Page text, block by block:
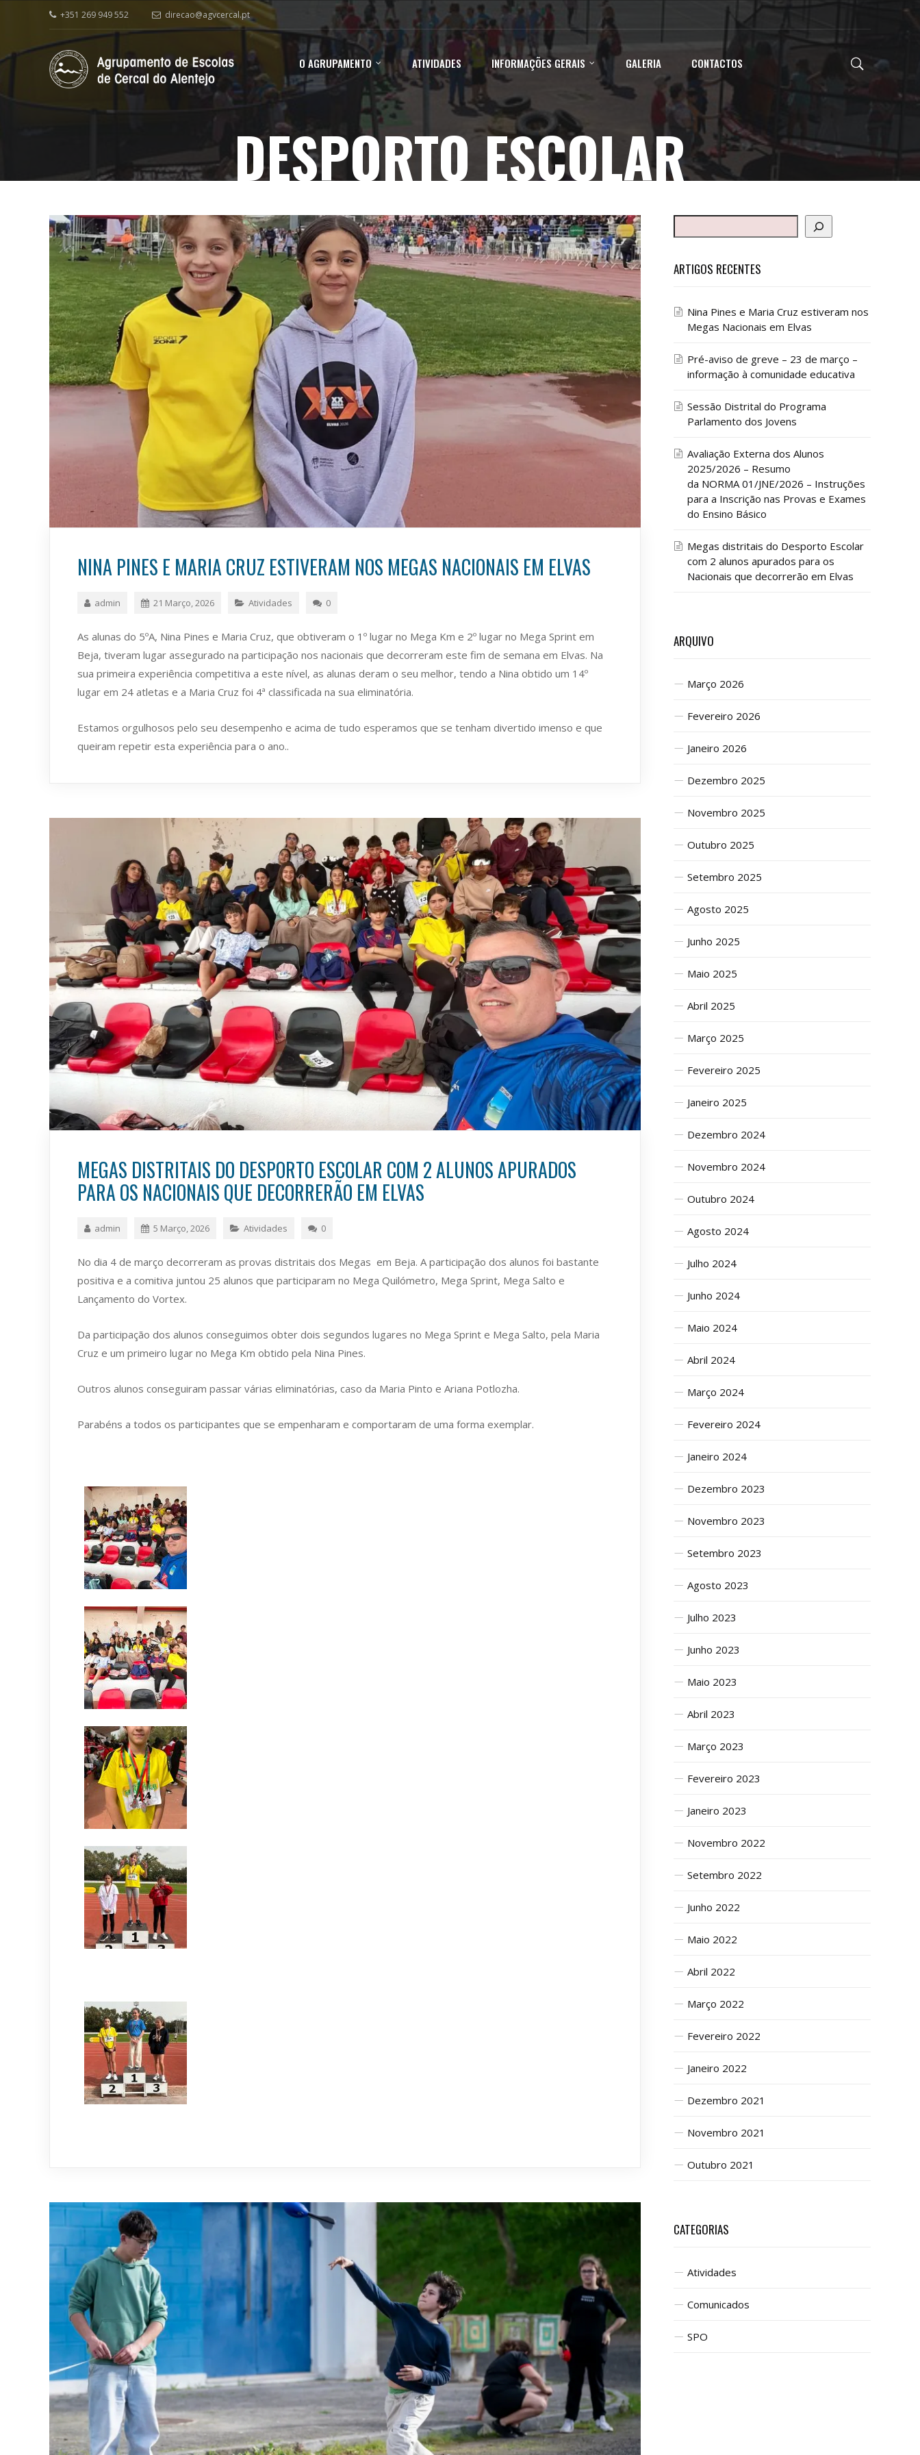
+351 269 949 552 direcao@agvcercal.pt
O AGRUPAMENTO ATIVIDADES INFORMAÇÕES GERAIS GALERIA CONTACTOS
DESPORTO ESCOLAR
NINA PINES E MARIA CRUZ ESTIVERAM NOS MEGAS NACIONAIS EM ELVAS
admin 21 Março, 2026 Atividades 0
As alunas do 5ºA, Nina Pines e Maria Cruz, que obtiveram o 1º lugar no Mega Km e 2º lugar no Mega Sprint em
Beja, tiveram lugar assegurado na participação nos nacionais que decorreram este fim de semana em Elvas. Na
sua primeira experiência competitiva a este nível, as alunas deram o seu melhor, tendo a Nina obtido um 14º
lugar em 24 atletas e a Maria Cruz foi 4ª classificada na sua eliminatória.
Estamos orgulhosos pelo seu desempenho e acima de tudo esperamos que se tenham divertido imenso e que
queiram repetir esta experiência para o ano..
MEGAS DISTRITAIS DO DESPORTO ESCOLAR COM 2 ALUNOS APURADOS
PARA OS NACIONAIS QUE DECORRERÃO EM ELVAS
admin 5 Março, 2026 Atividades 0
No dia 4 de março decorreram as provas distritais dos Megas em Beja. A participação dos alunos foi bastante
positiva e a comitiva juntou 25 alunos que participaram no Mega Quilómetro, Mega Sprint, Mega Salto e
Lançamento do Vortex.
Da participação dos alunos conseguimos obter dois segundos lugares no Mega Sprint e Mega Salto, pela Maria
Cruz e um primeiro lugar no Mega Km obtido pela Nina Pines.
Outros alunos conseguiram passar várias eliminatórias, caso da Maria Pinto e Ariana Potlozha.
Parabéns a todos os participantes que se empenharam e comportaram de uma forma exemplar.
ARTIGOS RECENTES
Nina Pines e Maria Cruz estiveram nos
Megas Nacionais em Elvas
Pré-aviso de greve – 23 de março –
informação à comunidade educativa
Sessão Distrital do Programa
Parlamento dos Jovens
Avaliação Externa dos Alunos
2025/2026 – Resumo
da NORMA 01/JNE/2026 – Instruções
para a Inscrição nas Provas e Exames
do Ensino Básico
Megas distritais do Desporto Escolar
com 2 alunos apurados para os
Nacionais que decorrerão em Elvas
ARQUIVO
Março 2026
Fevereiro 2026
Janeiro 2026
Dezembro 2025
Novembro 2025
Outubro 2025
Setembro 2025
Agosto 2025
Junho 2025
Maio 2025
Abril 2025
Março 2025
Fevereiro 2025
Janeiro 2025
Dezembro 2024
Novembro 2024
Outubro 2024
Agosto 2024
Julho 2024
Junho 2024
Maio 2024
Abril 2024
Março 2024
Fevereiro 2024
Janeiro 2024
Dezembro 2023
Novembro 2023
Setembro 2023
Agosto 2023
Julho 2023
Junho 2023
Maio 2023
Abril 2023
Março 2023
Fevereiro 2023
Janeiro 2023
Novembro 2022
Setembro 2022
Junho 2022
Maio 2022
Abril 2022
Março 2022
Fevereiro 2022
Janeiro 2022
Dezembro 2021
Novembro 2021
Outubro 2021
CATEGORIAS
Atividades
Comunicados
SPO